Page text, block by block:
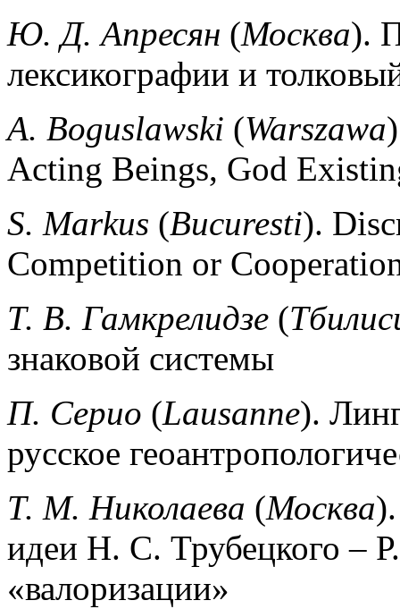
Ю. Д. Апресян (Москва).
лексикографии и
A. Boguslawski (Warszawa
Acting Beings, God
S. Markus (Bucuresti).
Competition or
Т. В. Гамкрелидзе (
знаковой системы
П. Серио (Lausanne).
русское
Т. М. Николаева (Москва
идеи Н. С. Трубецкого –
«валоризации»